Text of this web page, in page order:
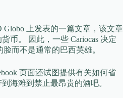
上发表的一篇文章，该文章
币。 因此，一些 Cariocas 决定
而不是通常的巴西英雄。
页面还试图提供有关如何省
海滩到禁止最昂贵的酒吧。